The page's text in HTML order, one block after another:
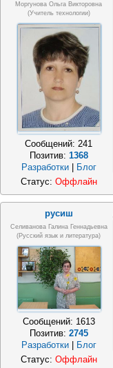
Моргунова Ольга Викторовна
(Учитель технологии)
Сообщений: 241
Позитив: 1368
Разработки | Блог
Статус: Оффлайн
русиш
Селиванова Галина Геннадьевна
(русский язык и литература)
Сообщений: 1613
Позитив: 2745
Разработки
Блог
Статус: Оффлайн